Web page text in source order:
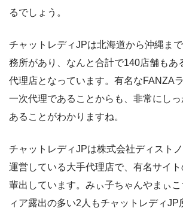
るでしょう。
チャットレディJPは北海道から沖縄ま
務所があり、なんと合計で140店舗もあ
代理店となっています。有名なFANZA
一次代理であることからも、非常にし
あることがわかりますね。
チャットレディJPは株式会社ディスト
運営している大手代理店で、有名サイ
輩出しています。みぃ子ちゃんやまぃ
ィア露出の多い2人もチャットレディJP